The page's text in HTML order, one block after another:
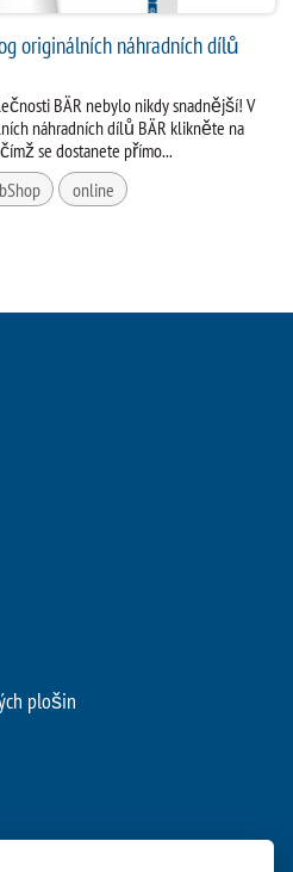
originálních náhradních dílů
BÄR nebylo nikdy snadnější! V
náhradních dílů BÄR klikněte na
se dostanete přímo...
online
plošin